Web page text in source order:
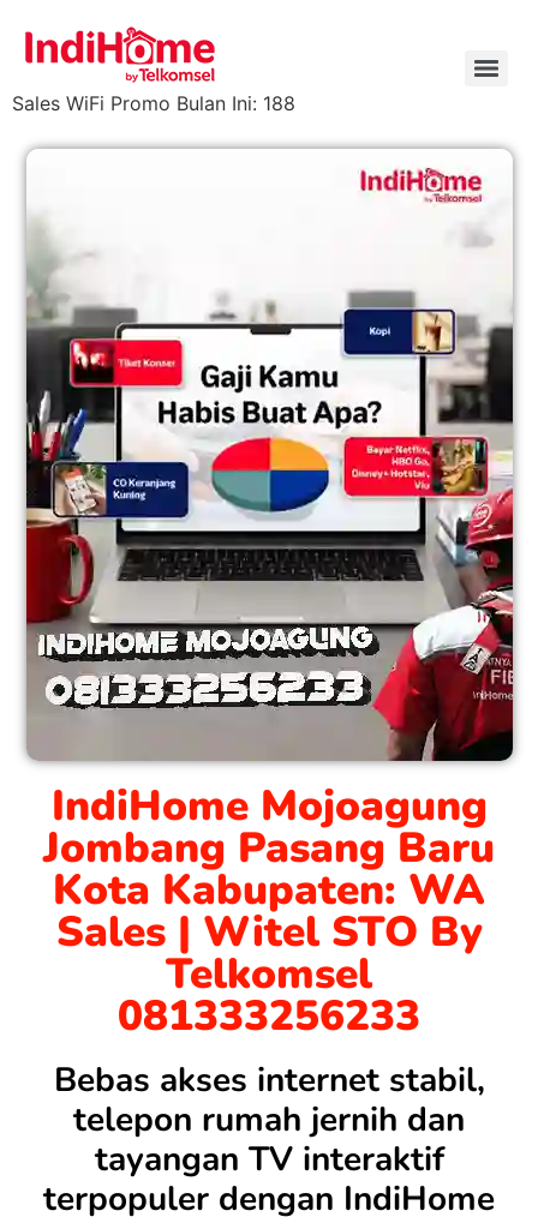
Sales WiFi Promo Bulan Ini: 188
IndiHome Mojoagung
Jombang Pasang Baru
Kota Kabupaten: WA
Sales | Witel STO By
Telkomsel
081333256233
Bebas akses internet stabil,
telepon rumah jernih dan
tayangan TV interaktif
terpopuler dengan IndiHome